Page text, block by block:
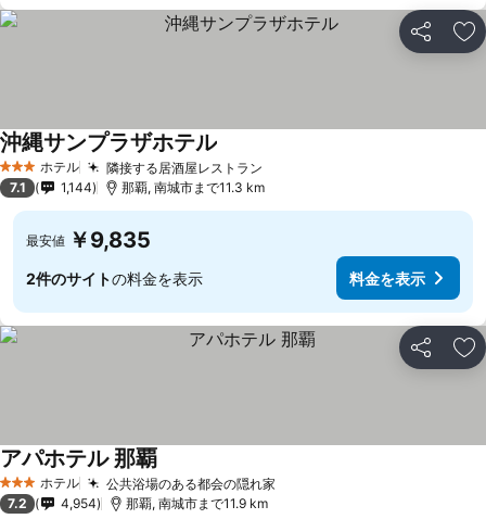
シェア お
3 ホテルのランク
ホテル 隣接する居酒屋レストラン
沖縄サンプラザホテル
7.1 1,144 那覇, 南城市まで11.3 km
最安値 ￥9,835
2件のサイトの料金を表示 料金を表示
シェア お
3 ホテルのランク
ホテル 公共浴場のある都会の隠れ家
アパホテル 那覇料金を表示
7.2 4,954 那覇, 南城市まで11.9 km